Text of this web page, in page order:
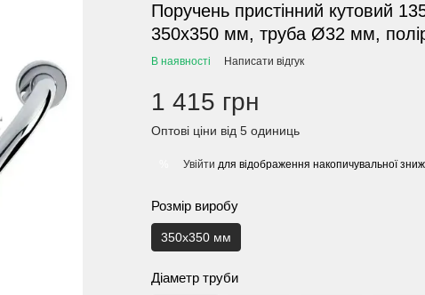
Поручень пристінний кутовий
350х350 мм, труба Ø32 мм,
В наявності Написати відгук
1 415 грн
Оптові ціни від 5 одиниць
Увійти для відображення накопичувальної
Розмір виробу
350х350 мм
Діаметр труби